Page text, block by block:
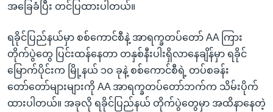
အခြေခံပြီး တင်ပြထားပါတယ်။
ရခိုင်ပြည်နယ်မှာ စစ်ကောင်စီနဲ့ အာရက္ခတပ်တော် AA ကြား
တိုက်ပွဲတွေ ပြင်းထန်နေတာ တနှစ်နီးပါးရှိလာနေချိန်မှာ ရခိုင်
မြောက်ပိုင်းက မြို့နယ် ၁ဝ ခုနဲ့ စစ်ကောင်စီရဲ့ တပ်စခန်း
တော်တော်များများကို AA အာရက္ခတပ်တော်ဘက်က သိမ်းပိုက်
ထားပါတယ်။ အခုလို ရခိုင်ပြည်နယ် တိုက်ပွဲတွေမှာ အထိနာနေတဲ့